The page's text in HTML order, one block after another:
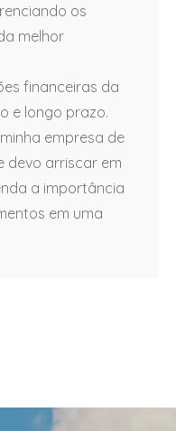
os
melhor
financeiras da
e longo prazo.
empresa de
devo arriscar em
a importância
em uma